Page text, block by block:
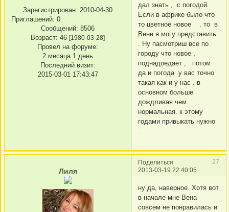
Зарегистрирован: 2010-04-30
Приглашений: 0
Сообщений: 8506
Возраст: 46 [1980-03-28]
Провел на форуме:
2 месяца 1 день
Последний визит:
2015-03-01 17:43:47
дал знать , с погодой.
Если в африке было что
то цветное новое . то в
Вене я могу представить
. Ну пасмотриш все по
городу что новое ,
поднадоедает , потом
да и погода у вас точно
такая как и у нас . в
основном больше
дождливая чем
нормальная. к этому
годами привыкать нужно
Поделиться
27
2013-03-19 22:40:05
Лиля
ну да, наверное. Хотя вот
в начале мне Вена
совсем не понравилась и